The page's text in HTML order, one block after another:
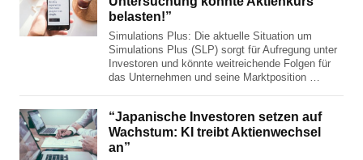
belasten!”
Simulations Plus: Die aktuelle Situation um
Simulations Plus (SLP) sorgt für Aufregung unter
Investoren und könnte weitreichende Folgen für
das Unternehmen und seine Marktposition …
“Japanische Investoren setzen auf
Wachstum: KI treibt Aktienwechsel
an”